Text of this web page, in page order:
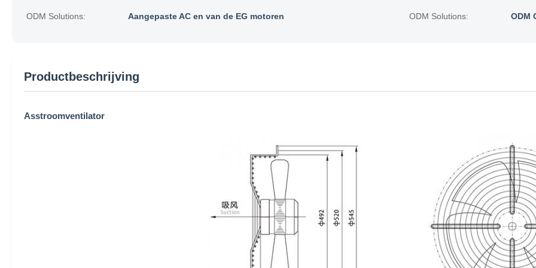
ODM Solutions: Aangepaste AC en van de EG motoren ODM Solutions: ODM
Productbeschrijving
Asstroomventilator